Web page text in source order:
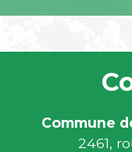
Commune
2461,